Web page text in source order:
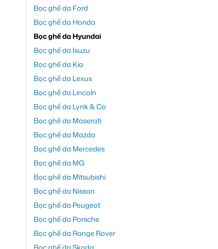
Bọc ghế da Ford
Bọc ghế da Honda
Bọc ghế da Hyundai
Bọc ghế da Isuzu
Bọc ghế da Kia
Bọc ghế da Lexus
Bọc ghế da Lincoln
Bọc ghế da Lynk & Co
Bọc ghế da Maserati
Bọc ghế da Mazda
Bọc ghế da Mercedes
Bọc ghế da MG
Bọc ghế da Mitsubishi
Bọc ghế da Nissan
Bọc ghế da Peugeot
Bọc ghế da Porsche
Bọc ghế da Range Rover